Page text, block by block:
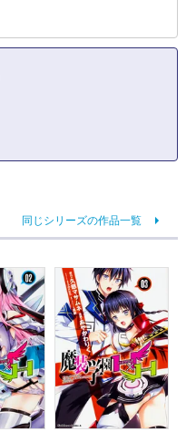
同じシリーズの作品一覧